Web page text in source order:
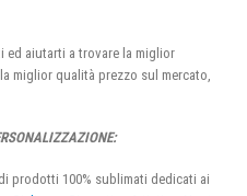
ed aiutarti a trovare la miglior
miglior qualità prezzo sul mercato,
prodotti 100% sublimati dedicati ai